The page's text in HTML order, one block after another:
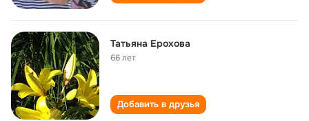
Татьяна Ерохова
66 лет
Добавить в друзья